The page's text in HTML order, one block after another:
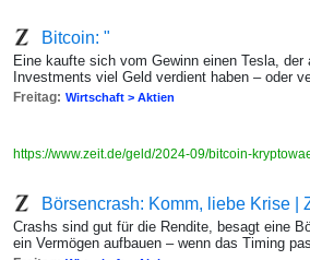
Bitcoin: "
Eine kaufte sich vom Gewinn einen Tesla,
Investments viel Geld verdient haben – oder
Freitag: Wirtschaft > Aktien
https://www.zeit.de/geld/2024-09/bitcoin-
Börsencrash: Komm, liebe Krise |
Crashs sind gut für die Rendite, besagt eine
ein Vermögen aufbauen – wenn das Timing